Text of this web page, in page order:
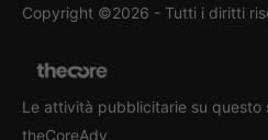
Copyright ©2026 - Tutti i diritti
Le attività pubblicitarie su questo
theCoreAdv